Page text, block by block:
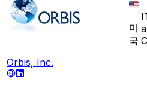
Orbis, Inc.
미
국